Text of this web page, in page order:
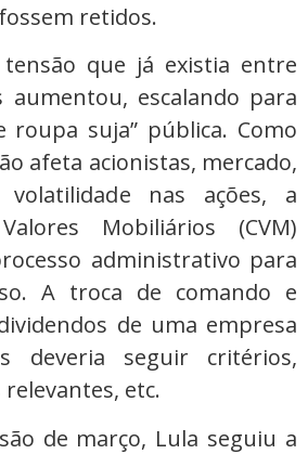
retidos.
que já existia entre
aumentou, escalando para
roupa suja” pública. Como
afeta acionistas, mercado,
nas ações, a
Mobiliários (CVM)
administrativo para
A troca de comando e
de uma empresa
deveria seguir critérios,
etc.
de março, Lula seguiu a